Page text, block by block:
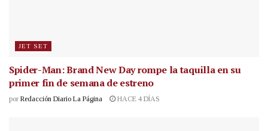
JET SET
Spider-Man: Brand New Day rompe la taquilla en su
primer fin de semana de estreno
por Redacción Diario La Página HACE 4 DÍAS